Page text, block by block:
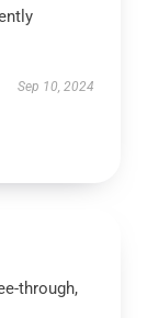
Sep 10, 2024
through,